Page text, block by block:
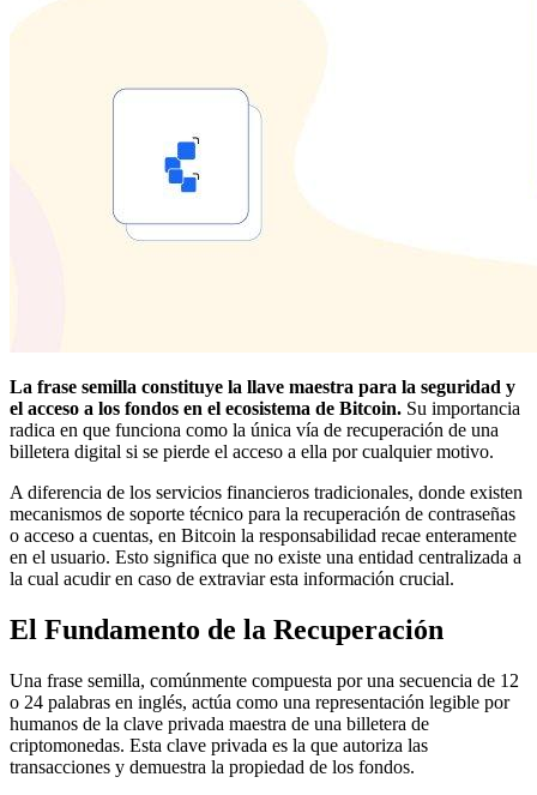
La frase semilla constituye la llave maestra para la seguridad y
el acceso a los fondos en el ecosistema de Bitcoin. Su importancia
radica en que funciona como la única vía de recuperación de una
billetera digital si se pierde el acceso a ella por cualquier motivo.
A diferencia de los servicios financieros tradicionales, donde existen
mecanismos de soporte técnico para la recuperación de contraseñas
o acceso a cuentas, en Bitcoin la responsabilidad recae enteramente
en el usuario. Esto significa que no existe una entidad centralizada a
la cual acudir en caso de extraviar esta información crucial.
El Fundamento de la Recuperación
Una frase semilla, comúnmente compuesta por una secuencia de 12
o 24 palabras en inglés, actúa como una representación legible por
humanos de la clave privada maestra de una billetera de
criptomonedas. Esta clave privada es la que autoriza las
transacciones y demuestra la propiedad de los fondos.